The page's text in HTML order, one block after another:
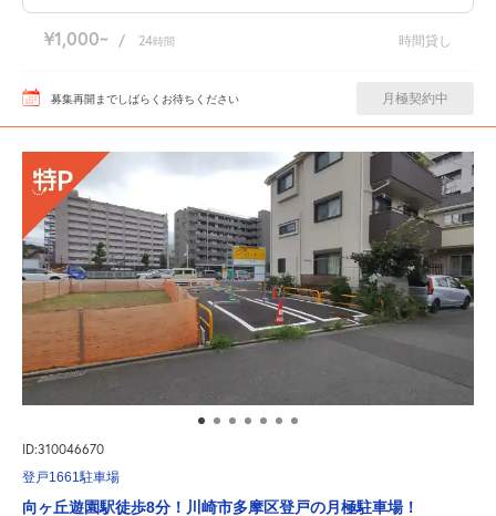
¥1,000 / 24時間 時間貸し
募集再開までしばらくお待ちください 月極契約中
ID:310046670
登戸1661駐車場
向ヶ丘遊園駅徒歩8分！川崎市多摩区登戸の月極駐車場！